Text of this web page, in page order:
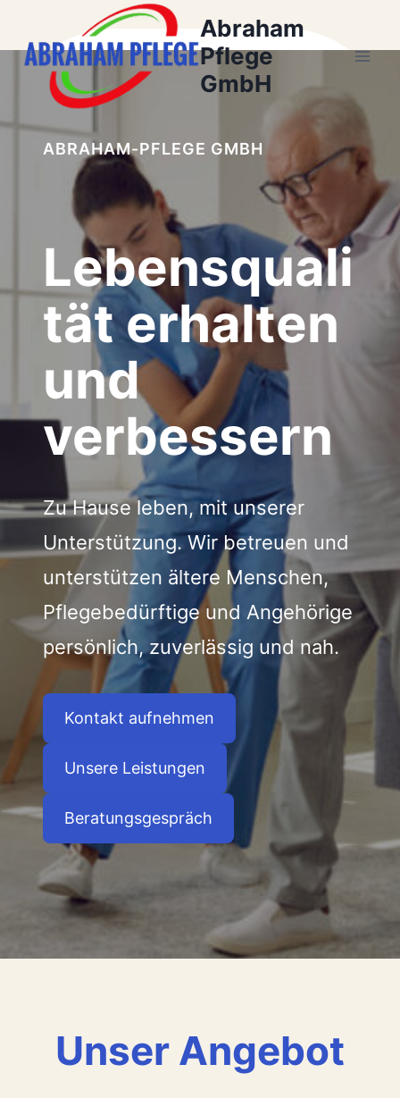
springen
Abraham
Pflege
GmbH
ABRAHAM-PFLEGE GMBH
Lebensquali
tät erhalten
und
verbessern
Zu Hause leben, mit unserer
Unterstützung. Wir betreuen und
unterstützen ältere Menschen,
Pflegebedürftige und Angehörige
persönlich, zuverlässig und nah.
Kontakt aufnehmen
Unsere Leistungen
Beratungsgespräch
Unser Angebot